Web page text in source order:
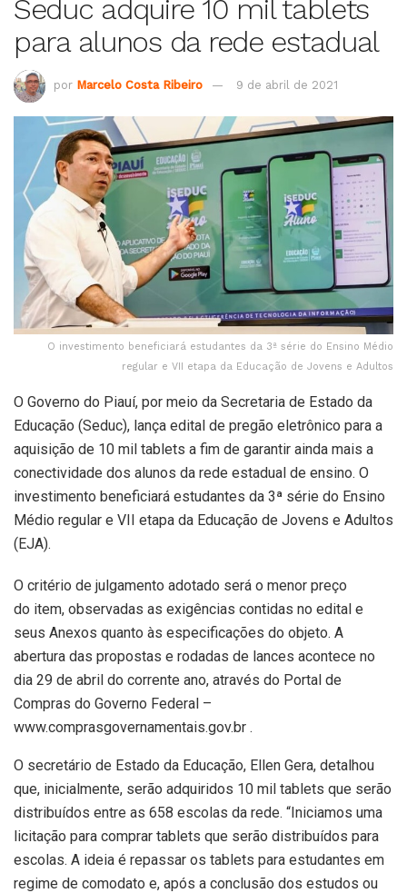
Seduc adquire 10 mil tablets
para alunos da rede estadual
por Marcelo Costa Ribeiro 9 de abril de 2021
O investimento beneficiará estudantes da 3ª série do Ensino Médio
regular e VII etapa da Educação de Jovens e Adultos
O Governo do Piauí, por meio da Secretaria de Estado da
Educação (Seduc), lança edital de pregão eletrônico para a
aquisição de 10 mil tablets a fim de garantir ainda mais a
conectividade dos alunos da rede estadual de ensino. O
investimento beneficiará estudantes da 3ª série do Ensino
Médio regular e VII etapa da Educação de Jovens e Adultos
(EJA).
O critério de julgamento adotado será o menor preço
do item, observadas as exigências contidas no edital e
seus Anexos quanto às especificações do objeto. A
abertura das propostas e rodadas de lances acontece no
dia 29 de abril do corrente ano, através do Portal de
Compras do Governo Federal –
www.comprasgovernamentais.gov.br .
O secretário de Estado da Educação, Ellen Gera, detalhou
que, inicialmente, serão adquiridos 10 mil tablets que serão
distribuídos entre as 658 escolas da rede. “Iniciamos uma
licitação para comprar tablets que serão distribuídos para
escolas. A ideia é repassar os tablets para estudantes em
regime de comodato e, após a conclusão dos estudos ou